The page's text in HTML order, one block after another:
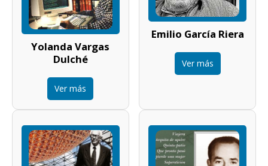
Yolanda Vargas
Dulché
Ver más
Emilio García Riera
Ver más